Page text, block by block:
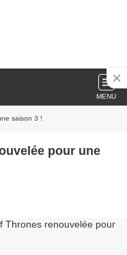
MENU
saison 3 !
pour une